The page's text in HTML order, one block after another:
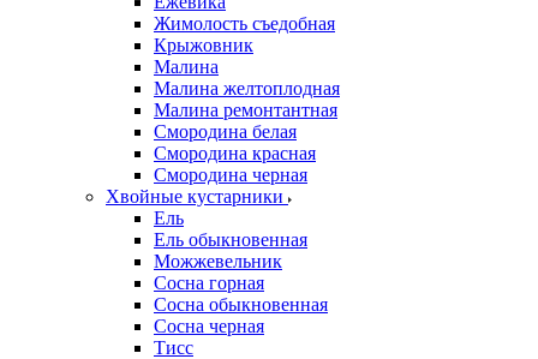
Жимолость съедобная
Крыжовник
Малина
Малина желтоплодная
Малина ремонтантная
Смородина белая
Смородина красная
Смородина черная
Хвойные кустарники
Ель
Ель обыкновенная
Можжевельник
Сосна горная
Сосна обыкновенная
Сосна черная
Тисс